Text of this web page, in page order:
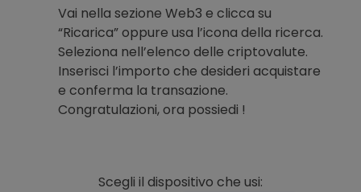
Vai nella sezione Web3 e clicca su
“Ricarica” oppure usa l’icona della ricerca.
Seleziona nell’elenco delle criptovalute.
Inserisci l’importo che desideri acquistare
e conferma la transazione.
Congratulazioni, ora possiedi !
Scegli il dispositivo che usi: